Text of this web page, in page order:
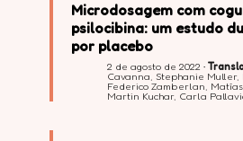
Microdosagem com
psilocibina: um estudo
por placebo
2 de agosto de 2022 •
Cavanna, Stephanie
Federico Zamberlan,
Martin Kuchar, Carla